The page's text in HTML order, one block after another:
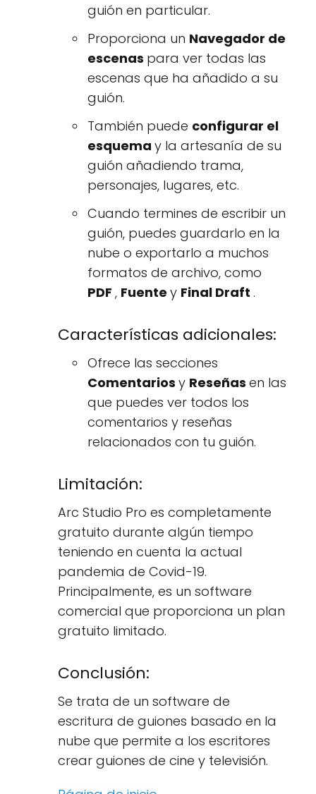
guión en particular.
Proporciona un Navegador de
escenas para ver todas las
escenas que ha añadido a su
guión.
También puede configurar el
esquema y la artesanía de su
guión añadiendo trama,
personajes, lugares, etc.
Cuando termines de escribir un
guión, puedes guardarlo en la
nube o exportarlo a muchos
formatos de archivo, como
PDF , Fuente y Final Draft .
Características adicionales:
Ofrece las secciones
Comentarios y Reseñas en las
que puedes ver todos los
comentarios y reseñas
relacionados con tu guión.
Limitación:
Arc Studio Pro es completamente
gratuito durante algún tiempo
teniendo en cuenta la actual
pandemia de Covid-19.
Principalmente, es un software
comercial que proporciona un plan
gratuito limitado.
Conclusión:
Se trata de un software de
escritura de guiones basado en la
nube que permite a los escritores
crear guiones de cine y televisión.